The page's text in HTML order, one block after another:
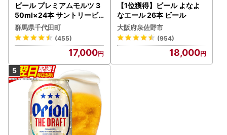
ビール プレミアムモルツ 3
50ml×24本 サントリービ
ール
群馬県千代田町
(455)
17,000
【1位獲得】ビール よなよ
なエール 26本 ビール
大阪府泉佐野市
(954)
18,000